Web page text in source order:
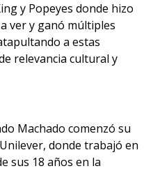
y Popeyes donde hizo
ver y ganó múltiples
a estas
relevancia cultural y
Machado comenzó su
donde trabajó en
sus 18 años en la